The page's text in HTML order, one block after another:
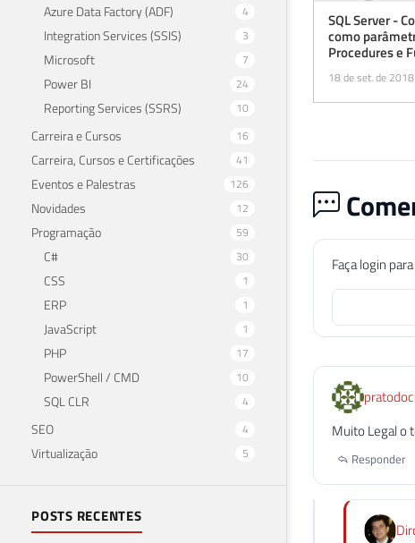
Azure Data Factory (ADF) 4
Integration Services (SSIS) 3
Microsoft 7
Power BI 24
Reporting Services (SSRS) 10
Carreira e Cursos 16
Carreira, Cursos e Certificações 41
Eventos e Palestras 126
Novidades 12
Programação 59
C# 30
CSS 1
ERP 1
JavaScript 1
PHP 17
PowerShell / CMD 10
SQL CLR 4
SEO 4
Virtualização 5
POSTS RECENTES
SQL Server -
como
Procedures e
18 de set. de 2018
Faça login
Muito Legal o
Responder